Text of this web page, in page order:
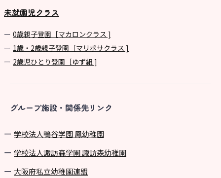
未就園児クラス
0歳親子登園［マカロンクラス ]
1歳・2歳親子登園［マリポサクラス ]
2歳児ひとり登園［ゆず組 ]
グループ施設・関係先リンク
学校法⼈鴨⾕学園 鳳幼稚園
学校法⼈諏訪森学園 諏訪森幼稚園
⼤阪府私⽴幼稚園連盟